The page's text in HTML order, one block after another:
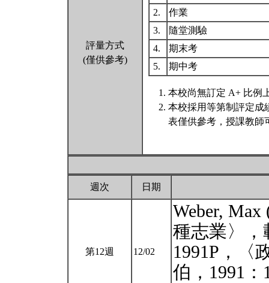
評量方式
(僅供參考)
2.
作業
3.
隨堂測驗
4.
期末考
5.
期中考
本校尚無訂定 A+ 比例
本校採用等第制評定成
表僅供參考，授課教師
週次 日期
第12週 12/02
Weber,
種志業〉，
1991P，〈
伯，1991：